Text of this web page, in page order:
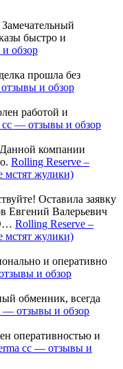
Замечательный
быстро и
обзор
прошла без
и обзор
работой и
cc — отзывы и обзор
Данной компании
Rolling Reserve –
жулики)
Оставила заявку
Евгений Валерьевич
Rolling Reserve –
жулики)
и оперативно
и обзор
обменник, всегда
— отзывы и обзор
оперативностью и
cc — отзывы и